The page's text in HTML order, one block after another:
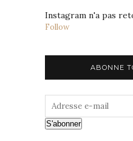
Instagram n'a pas
Follow
ABONNE
S'abonner